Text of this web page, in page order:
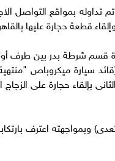
تداوله بمواقع التواصل
قطعة حجارة عليها
مشاجرة بدائرة قسم شرطة بدر بين
سيارة ميكروباص
بإلقاء حجارة على الزجاج
وبمواجهته اعترف